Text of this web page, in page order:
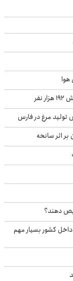
اثر سانحه
دهند؟
کشور بسیار مهم